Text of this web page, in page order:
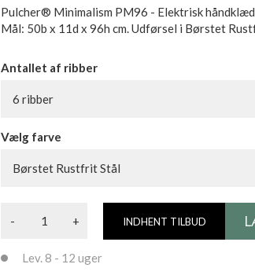
Pulcher® Minimalism PM96 - Elektrisk
Mål: 50b x 11d x 96h cm. Udførsel i Børstet
Antallet af ribber
6 ribber
Vælg farve
Børstet Rustfrit Stål
- + INDHENT TILBUD
Lev. 8 - 12 uger